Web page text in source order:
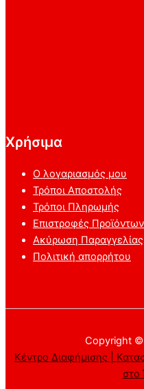
Χρήσιμα
Ο λογαριασμός μου
Τρόποι Αποστολής
Τρόποι Πληρωμής
Επιστροφές Προϊόντων
Ακύρωση Παραγγελίας
Πολιτική απορρήτου
Copyright
Κέντρο Διαφήμισης |
στο